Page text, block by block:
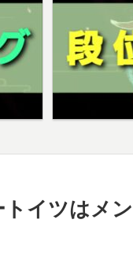
トイツはメ